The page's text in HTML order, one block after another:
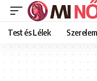
Test és Lélek